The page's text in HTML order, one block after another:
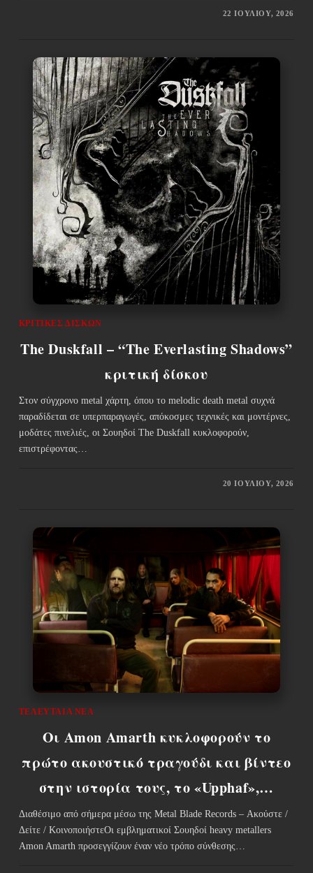
22 ΙΟΥΛΊΟΥ, 2026
ΚΡΙΤΙΚΈΣ ΔΊΣΚΩΝ
The Duskfall – “The Everlasting Shadows”
κριτική δίσκου
Στον σύγχρονο metal χάρτη, όπου το melodic death metal συχνά
παραδίδεται σε υπερπαραγωγές, απόκοσμες τεχνικές και μοντέρνες,
μοδάτες πινελιές, οι Σουηδοί The Duskfall κυκλοφορούν,
επιστρέφοντας…
20 ΙΟΥΛΊΟΥ, 2026
ΤΕΛΕΥΤΑΊΑ ΝΈΑ
Οι Amon Amarth κυκλοφορούν το
πρώτο ακουστικό τραγούδι και βίντεο
στην ιστορία τους, το «Upphaf»,…
Διαθέσιμο από σήμερα μέσω της Metal Blade Records – Ακούστε /
Δείτε / ΚοινοποιήστεΟι εμβληματικοί Σουηδοί heavy metallers
Amon Amarth προσεγγίζουν έναν νέο τρόπο σύνθεσης…